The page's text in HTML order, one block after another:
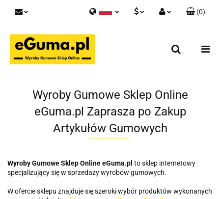
Polski
(0)
Wyroby Gumowe Sklep Online
eGuma.pl Zaprasza po Zakup
Artykułów Gumowych
Wyroby Gumowe Sklep Online eGuma.pl to sklep internetowy
specjalizujący się w sprzedaży wyrobów gumowych.
W ofercie sklepu znajduje się szeroki wybór produktów wykonanych